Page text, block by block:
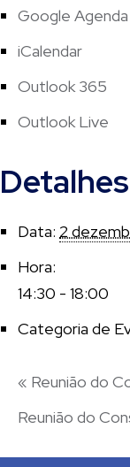
Google Agenda
iCalendar
Outlook 365
Outlook Live
Detalhes
Data: 2
Hora:
14:30 - 18:00
Categoria de
« Reunião do
Reunião do